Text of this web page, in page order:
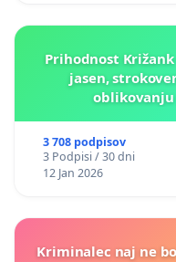
Prihodnost
jasen,
3 708 podpisov
3 Podpisi / 30 dni
12 Jan 2026
Kriminalec naj ne